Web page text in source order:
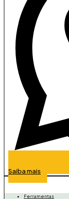
Saiba mais
Ferramentas